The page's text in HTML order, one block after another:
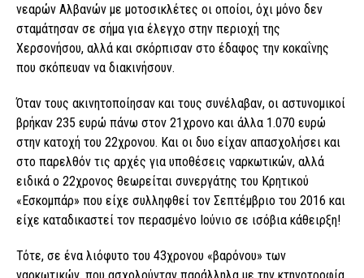
νεαρών Αλβανών με μοτοσικλέτες οι οποίοι, όχι μόνο δεν
σταμάτησαν σε σήμα για έλεγχο στην περιοχή της
Χερσονήσου, αλλά και σκόρπισαν στο έδαφος την κοκαΐνης
που σκόπευαν να διακινήσουν.
Όταν τους ακινητοποίησαν και τους συνέλαβαν, οι αστυνομικοί
βρήκαν 235 ευρώ πάνω στον 21χρονο και άλλα 1.070 ευρώ
στην κατοχή του 22χρονου. Και οι δυο είχαν απασχολήσει και
στο παρελθόν τις αρχές για υποθέσεις ναρκωτικών, αλλά
ειδικά ο 22χρονος θεωρείται συνεργάτης του Κρητικού
«Εσκομπάρ» που είχε συλληφθεί τον Σεπτέμβριο του 2016 και
είχε καταδικαστεί τον περασμένο Ιούνιο σε ισόβια κάθειρξη!
Τότε, σε ένα λιόφυτο του 43χρονου «βαρόνου» των